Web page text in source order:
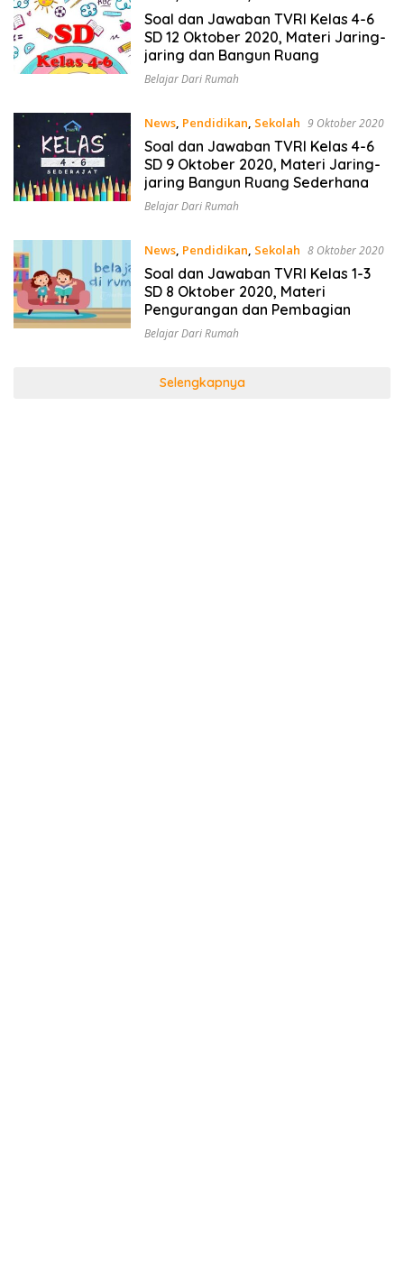
Soal dan Jawaban TVRI Kelas 4-6
SD 12 Oktober 2020, Materi Jaring-
jaring dan Bangun Ruang
Belajar Dari Rumah
News, Pendidikan, Sekolah 9 Oktober 2020
Soal dan Jawaban TVRI Kelas 4-6
SD 9 Oktober 2020, Materi Jaring-
jaring Bangun Ruang Sederhana
Belajar Dari Rumah
News, Pendidikan, Sekolah 8 Oktober 2020
Soal dan Jawaban TVRI Kelas 1-3
SD 8 Oktober 2020, Materi
Pengurangan dan Pembagian
Belajar Dari Rumah
Selengkapnya